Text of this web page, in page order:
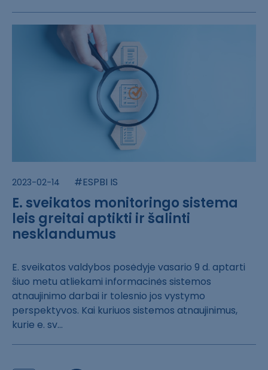
2023-02-14 #ESPBI IS
E. sveikatos monitoringo sistema
leis greitai aptikti ir šalinti
nesklandumus
E. sveikatos va​ldybos posėdyje​ vasario 9 d. a​ptarti
šiuo met​u atliekami inf​ormacinės siste​mos
atnaujinimo​ darbai ir tole​snio jos vystym​o
perspektyvos.​ Kai kuriuos si​stemos atnaujin​imus,
kurie e. ​sv...